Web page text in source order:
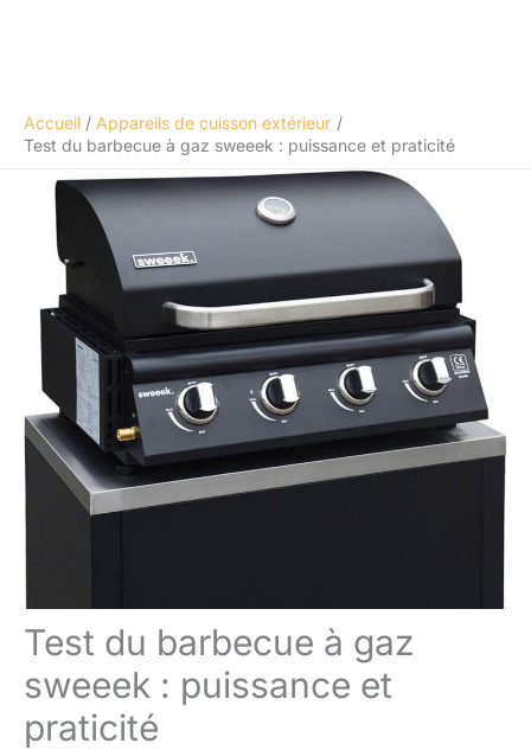
Accueil
Appareils de cuisson extérieur
Test du barbecue à gaz sweeek : puissance et praticité
Test du barbecue à gaz
sweeek : puissance et
praticité